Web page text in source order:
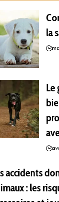
la
Le
accidents
: les